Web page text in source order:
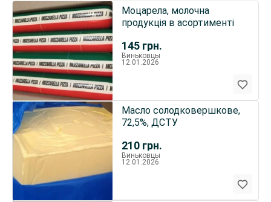
145 грн.
Моцарела, молочна
продукція в асортименті
Виньковцы
12.01.2026
210 грн.
Масло солодковершкове,
72,5%, ДСТУ
Виньковцы
12.01.2026